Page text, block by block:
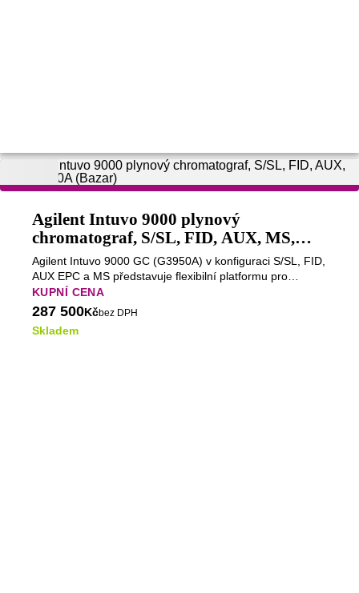
Agilent Intuvo 9000 plynový
chromatograf, S/SL, FID, AUX, MS,
G3950A (Bazar)
Agilent Intuvo 9000 GC (G3950A) v konfiguraci S/SL, FID,
AUX EPC a MS představuje flexibilní platformu pro
GC/FID i GC/MS analýzy. Kombinuje technologii Direct
Heating, inteligentní regulaci plynů a podporu hmotnostní
chromatografické analýzy.
KUPNÍ CENA
287 500Kčbez DPH
Skladem